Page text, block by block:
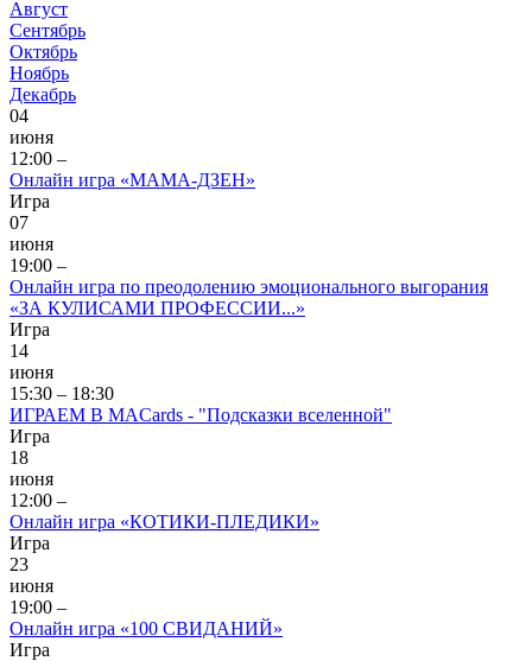
Август
Сентябрь
Октябрь
Ноябрь
Декабрь
04
июня
12:00 –
Онлайн игра «МАМА-ДЗЕН»
Игра
07
июня
19:00 –
Онлайн игра по преодолению эмоционального выгорания
«ЗА КУЛИСАМИ ПРОФЕССИИ...»
Игра
14
июня
15:30 – 18:30
ИГРАЕМ В MACards - "Подсказки вселенной"
Игра
18
июня
12:00 –
Онлайн игра «КОТИКИ-ПЛЕДИКИ»
Игра
23
июня
19:00 –
Онлайн игра «100 СВИДАНИЙ»
Игра